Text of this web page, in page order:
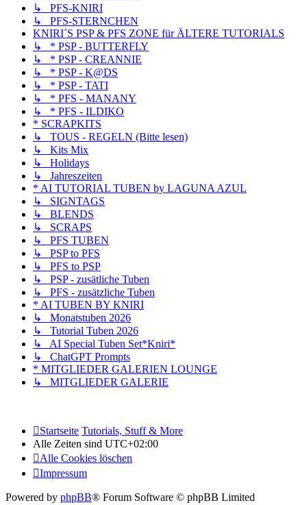
↳ PFS-KNIRI
↳ PFS-STERNCHEN
KNIRI´S PSP & PFS ZONE für ÄLTERE TUTORIALS
↳ * PSP - BUTTERFLY
↳ * PSP - CREANNIE
↳ * PSP - K@DS
↳ * PSP - TATI
↳ * PFS - MANANY
↳ * PFS - ILDIKO
* SCRAPKITS
↳ TOUS - REGELN (Bitte lesen)
↳ Kits Mix
↳ Holidays
↳ Jahreszeiten
* AI TUTORIAL TUBEN by LAGUNA AZUL
↳ SIGNTAGS
↳ BLENDS
↳ SCRAPS
↳ PFS TUBEN
↳ PSP to PFS
↳ PFS to PSP
↳ PSP - zusätliche Tuben
↳ PFS - zusätzliche Tuben
* AI TUBEN BY KNIRI
↳ Monatstuben 2026
↳ Tutorial Tuben 2026
↳ AI Special Tuben Set*Kniri*
↳ ChatGPT Prompts
* MITGLIEDER GALERIEN LOUNGE
↳ MITGLIEDER GALERIE
Startseite Tutorials, Stuff & More
Alle Zeiten sind UTC+02:00
Alle Cookies löschen
Impressum
Powered by phpBB® Forum Software © phpBB Limited